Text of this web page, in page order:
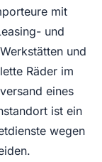
mit
und
und
Räder im
eines
ist ein
wegen